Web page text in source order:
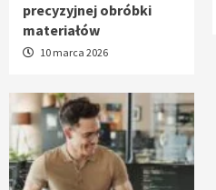
precyzyjnej obróbki
materiałów
10 marca 2026